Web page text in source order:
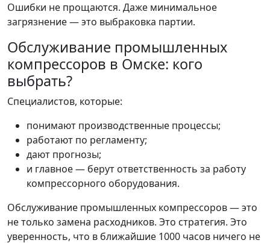
Ошибки не прощаются. Даже минимальное
загрязнение — это выбраковка партии.
Обслуживание промышленных
компрессоров в Омске: кого
выбрать?
Специалистов, которые:
понимают производственные процессы;
работают по регламенту;
дают прогнозы;
и главное — берут ответственность за работу
компрессорного оборудования.
Обслуживание промышленных компрессоров — это
не только замена расходников. Это стратегия. Это
уверенность, что в ближайшие 1000 часов ничего не